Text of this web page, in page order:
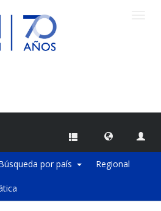
por país Regional